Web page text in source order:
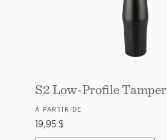
S2 Low-Profile Tamper
À PARTIR DE
19,95 $